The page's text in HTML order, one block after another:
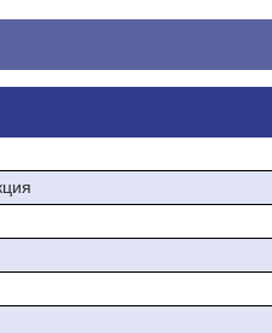
лицевой стороной
индикатор NG возврат
( переключатель изменения
питания ( на входе 100-
0,3 кг